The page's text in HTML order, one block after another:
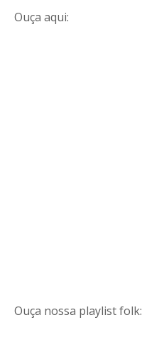
Ouça aqui:
Ouça nossa playlist folk: